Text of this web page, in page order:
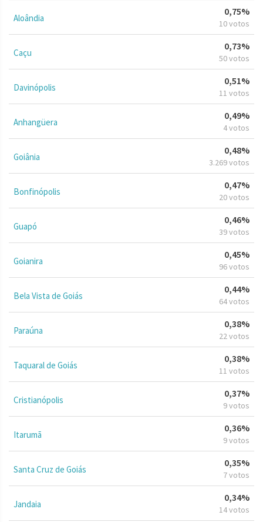
Aloândia
0,75%
10 votos
Caçu
0,73%
50 votos
Davinópolis
0,51%
11 votos
Anhangüera
0,49%
4 votos
Goiânia
0,48%
3.269 votos
Bonfinópolis
0,47%
20 votos
Guapó
0,46%
39 votos
Goianira
0,45%
96 votos
Bela Vista de Goiás
0,44%
64 votos
Paraúna
0,38%
22 votos
Taquaral de Goiás
0,38%
11 votos
Cristianópolis
0,37%
9 votos
Itarumã
0,36%
9 votos
Santa Cruz de Goiás
0,35%
7 votos
Jandaia
0,34%
14 votos